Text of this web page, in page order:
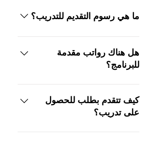
ما هي رسوم التقديم للتدريب؟
لا توجد رسوم لتقديم طلب للحصول
على برنامج EIP أو المشاركة فيه.
هل هناك رواتب مقدمة
للبرنامج؟
لا يتم دفع جميع وظائف برنامج EIP
للتدريب الداخلي (بناءً على الأموال
المتاحة) يتم تقديم أنشطة التطوير
كيف تتقدم بطلب للحصول
على تدريب؟
تتكون عملية التقديم من خطوتين.